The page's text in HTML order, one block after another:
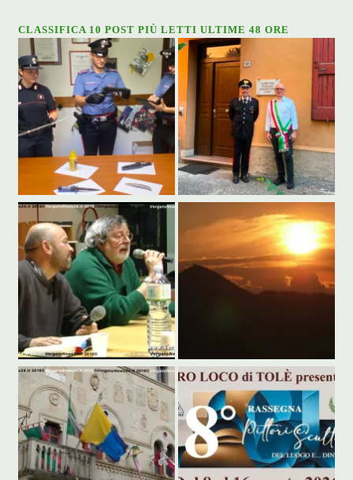
CLASSIFICA 10 POST PIÙ LETTI ULTIME 48 ORE